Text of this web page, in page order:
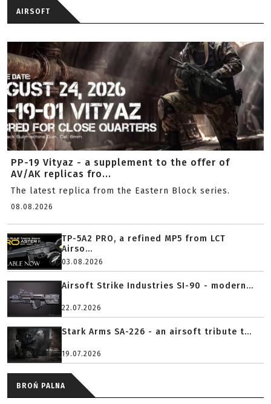
AIRSOFT
PP-19 Vityaz - a supplement to the offer of
AV/AK replicas fro...
The latest replica from the Eastern Block series.
08.08.2026
TP-5A2 PRO, a refined MP5 from LCT
Airso...
03.08.2026
Airsoft Strike Industries SI-90 - modern...
22.07.2026
Stark Arms SA-226 - an airsoft tribute t...
19.07.2026
BROŃ PALNA